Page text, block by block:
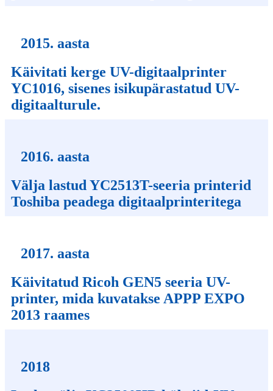
2015. aasta
Käivitati kerge UV-digitaalprinter
YC1016, sisenes isikupärastatud UV-
digitaalturule.
2016. aasta
Välja lastud YC2513T-seeria printerid
Toshiba peadega digitaalprinteritega
2017. aasta
Käivitatud Ricoh GEN5 seeria UV-
printer, mida kuvatakse APPP EXPO
2013 raames
2018